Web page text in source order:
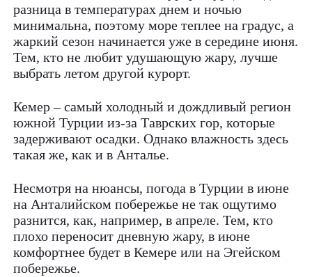
разница в температурах днем и ночью
минимальна, поэтому море теплее на градус, а
жаркий сезон начинается уже в середине июня.
Тем, кто не любит удушающую жару, лучше
выбрать летом другой курорт.
Кемер – самый холодный и дождливый регион
южной Турции из-за Таврских гор, которые
задерживают осадки. Однако влажность здесь
такая же, как и в Анталье.
Несмотря на нюансы, погода в Турции в июне
на Анталийском побережье не так ощутимо
разнится, как, например, в апреле. Тем, кто
плохо переносит дневную жару, в июне
комфортнее будет в Кемере или на Эгейском
побережье.